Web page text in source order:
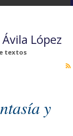
López
textos
y